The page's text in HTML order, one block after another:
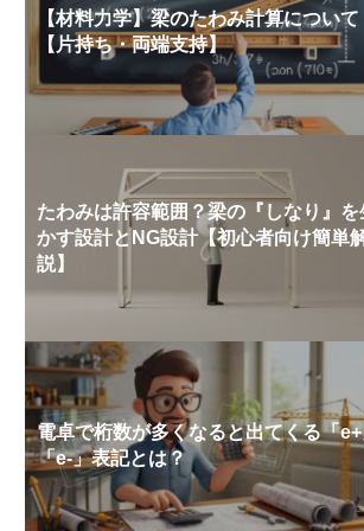
【材料力学】梁のたわみ計算について
【片持ち・両端支持】
たわみは許容範囲？梁の『しなり』を
かす設計とNG設計【初心者向け簡単
説】
電卓で桁数が多くなると出てくる「
「e-」表記とは？